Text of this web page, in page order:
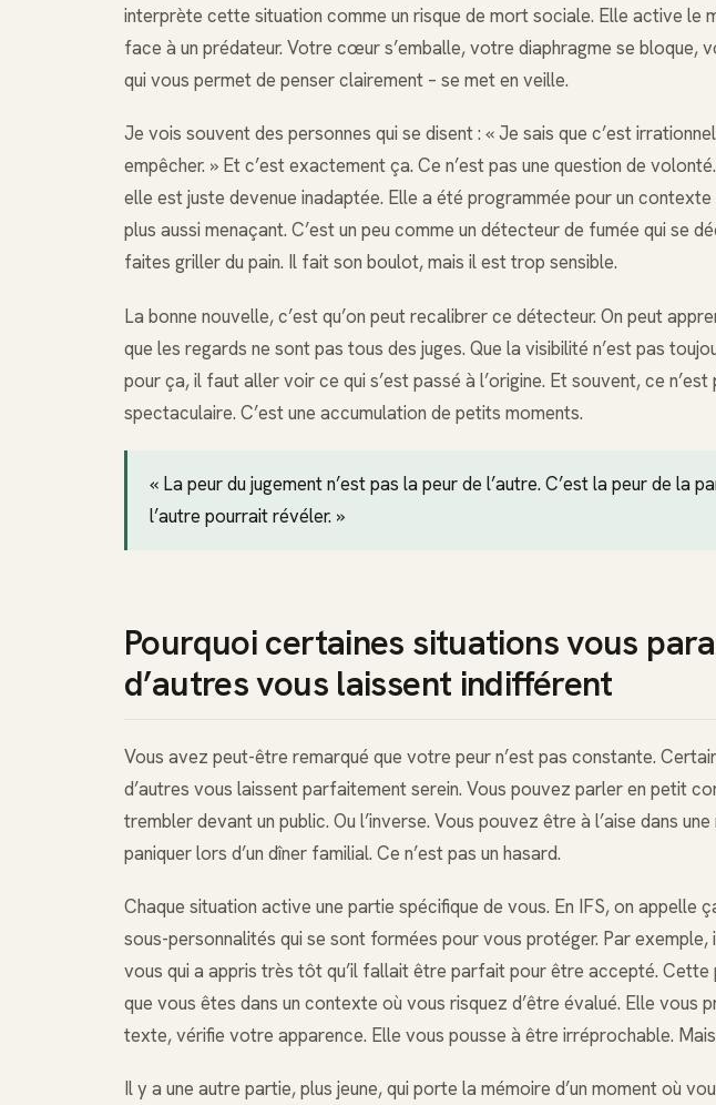
interprète cette situation comme un risque de mort sociale. Elle active le
face à un prédateur. Votre cœur s’emballe, votre diaphragme se bloque,
qui vous permet de penser clairement – se met en veille.
Je vois souvent des personnes qui se disent : « Je sais que c’est
empêcher. » Et c’est exactement ça. Ce n’est pas une question de
elle est juste devenue inadaptée. Elle a été programmée pour un contexte
plus aussi menaçant. C’est un peu comme un détecteur de fumée qui se
faites griller du pain. Il fait son boulot, mais il est trop sensible.
La bonne nouvelle, c’est qu’on peut recalibrer ce détecteur. On peut
que les regards ne sont pas tous des juges. Que la visibilité n’est pas
pour ça, il faut aller voir ce qui s’est passé à l’origine. Et souvent, ce
spectaculaire. C’est une accumulation de petits moments.
« La peur du jugement n’est pas la peur de l’autre. C’est la peur de la
l’autre pourrait révéler. »
Pourquoi certaines situations vous
d’autres vous laissent indifférent
Vous avez peut-être remarqué que votre peur n’est pas constante.
d’autres vous laissent parfaitement serein. Vous pouvez parler en petit
trembler devant un public. Ou l’inverse. Vous pouvez être à l’aise dans
paniquer lors d’un dîner familial. Ce n’est pas un hasard.
Chaque situation active une partie spécifique de vous. En IFS, on appelle
sous-personnalités qui se sont formées pour vous protéger. Par
vous qui a appris très tôt qu’il fallait être parfait pour être accepté.
que vous êtes dans un contexte où vous risquez d’être évalué. Elle vous
texte, vérifie votre apparence. Elle vous pousse à être irréprochable.
Il y a une autre partie, plus jeune, qui porte la mémoire d’un moment où